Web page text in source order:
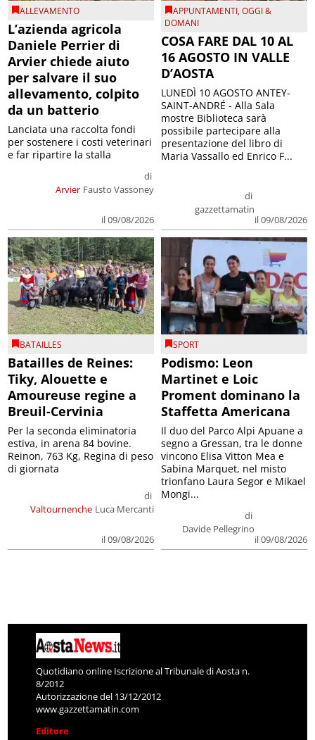
ALLEVAMENTO
L’azienda agricola
Daniele Perrier di
Arvier chiede aiuto
per salvare il suo
allevamento, colpito
da un batterio
Arvier
di
Fausto Vassoney
il 09/08/2026
Lanciata una raccolta fondi
per sostenere i costi veterinari
e far ripartire la stalla
APPUNTAMENTI,OGGI &
DOMANI
COSA FARE DAL 10 AL
16 AGOSTO IN VALLE
D’AOSTA
di
gazzettamatin
il 09/08/2026
LUNEDÌ 10 AGOSTO ANTEY-
SAINT-ANDRÉ - Alla Sala
mostre Biblioteca sarà
possibile partecipare alla
presentazione del libro di
Maria Vassallo ed Enrico F...
BATAILLES
Batailles de Reines:
Tiky, Alouette e
Amoureuse regine a
Breuil-Cervinia
Valtournenche
di
Luca Mercanti
il 09/08/2026
Per la seconda eliminatoria
estiva, in arena 84 bovine.
Reinon, 763 Kg, Regina di peso
di giornata
SPORT
Podismo: Leon
Martinet e Loic
Proment dominano la
Staffetta Americana
di
Davide Pellegrino
il 09/08/2026
Il duo del Parco Alpi Apuane a
segno a Gressan, tra le donne
vincono Elisa Vitton Mea e
Sabina Marquet, nel misto
trionfano Laura Segor e Mikael
Mongi...
Quotidiano online Iscrizione al Tribunale di Aosta n.
8/2012
Autorizzazione del 13/12/2012
www.gazzettamatin.com
Editore